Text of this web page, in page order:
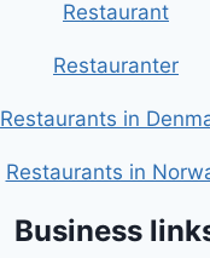
Restaurant
Restauranter
Restaurants in
Restaurants in
Business